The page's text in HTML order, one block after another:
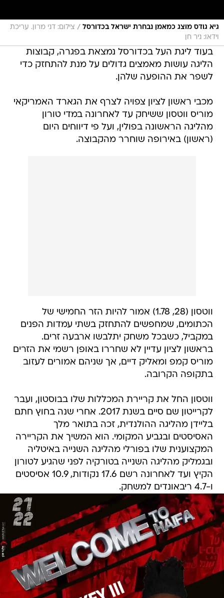
גיא גודס מוצג כמאמן נבחרת ישראל בכדורסל / צילום: דני מרון. עריכת
וידאו: ניר חן
בעוד ליגת העל בכדורסל נמצאת בפגרה, קבוצות
הליגה עושות מאמצים גדולים על מנת להתחזק כדי
לשפר את ההופעה שלהן.
מכבי ראשון לציון צפויה לצרף את הגארד האמריקאי
מוריס ווטסון ששיחק עד לאחרונה במדי טורון
מהליגה הראשונה בפולין, ועל פי דיווחים היום
(ראשון) באירופה שוחרר מהקבוצה.
ווטסון (28, 1.78) אמור להיות הזר החמישי של
הכתומים, שמחפשים להתחזק בשתי עמדות הפנים
במקביל, כשבכל משחק יתלבשו ארבעה זרים.
בראשון לציון עדיין לא שחררו באופן רשמי את הזרים
מוריס קמפ ומאליק דיים, אך שניהם אמורים לעזוב
בתקופה הקרובה.
ווטסון החל את קריירת המכללות שלו בבוסטון, ועבר
לקרייטון שם סיים בשנת 2017. אחרי שנה בחוץ חתם
בליידן מהליגה ההולנדית, זכה בתואר מלך
האסיסטים ובגביע המקומי. הוא המשיך את הקריירה
המקצוענית שלו בפורלי מהליגה השנייה באיטליה
ובגמליק מהליגה השנייה בטורקיה לפני שהגיע לטורון
הקיץ ועד לאחרונה רשם 17.6 נקודות, 10.9 אסיסטים
ו-4.7 ריבאונדים למשחק.